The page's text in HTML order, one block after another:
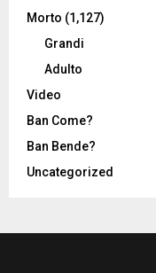
Morto (1,127)
Grandi
Adulto
Video
Ban Come?
Ban Bende?
Uncategorized